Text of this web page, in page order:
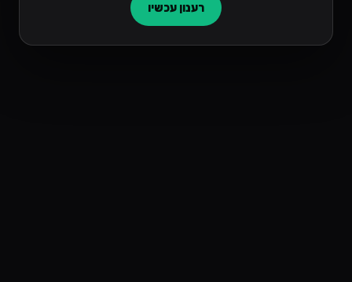
רענון עכשיו